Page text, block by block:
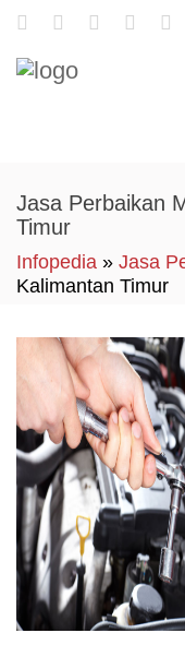
Jasa Perbaikan
Timur
Infopedia » Jasa
Kalimantan Timur